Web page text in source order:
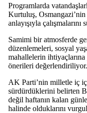
Programlarda
Kurtuluş,
anlayışıyla
Samimi bir atmosferde
düzenlemeleri, sosyal
mahallelerin
önerileri değerlendiriliyor.
AK Parti’nin milletle iç
sürdürdüklerini belirten
değil haftanın kalan
halinde olduklarını